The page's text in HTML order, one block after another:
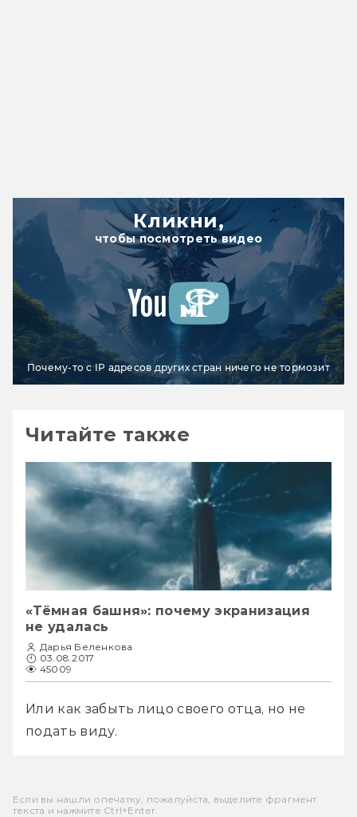
Кликни,
чтобы посмотреть видео
Почему-то с IP адресов других стран ничего не тормозит
Читайте также
«Тёмная башня»: почему экранизация
не удалась
Дарья Беленкова
03.08.2017
45009
Или как забыть лицо своего отца, но не
подать виду.
Если вы нашли опечатку, пожалуйста, выделите фрагмент
текста и нажмите Ctrl+Enter.